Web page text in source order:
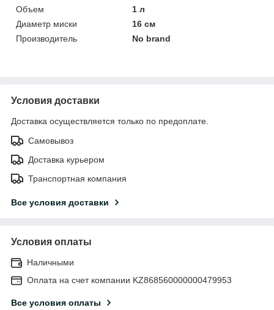
Объем
1 л
Диаметр миски
16 см
Производитель
No brand
Условия доставки
Доставка осуществляется только по предоплате.
Самовывоз
Доставка курьером
Транспортная компания
Все условия доставки
Условия оплаты
Наличными
Оплата на счет компании KZ868560000000479953
Все условия оплаты